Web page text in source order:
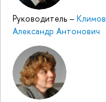
Руководитель – Климов
Александр Антонович